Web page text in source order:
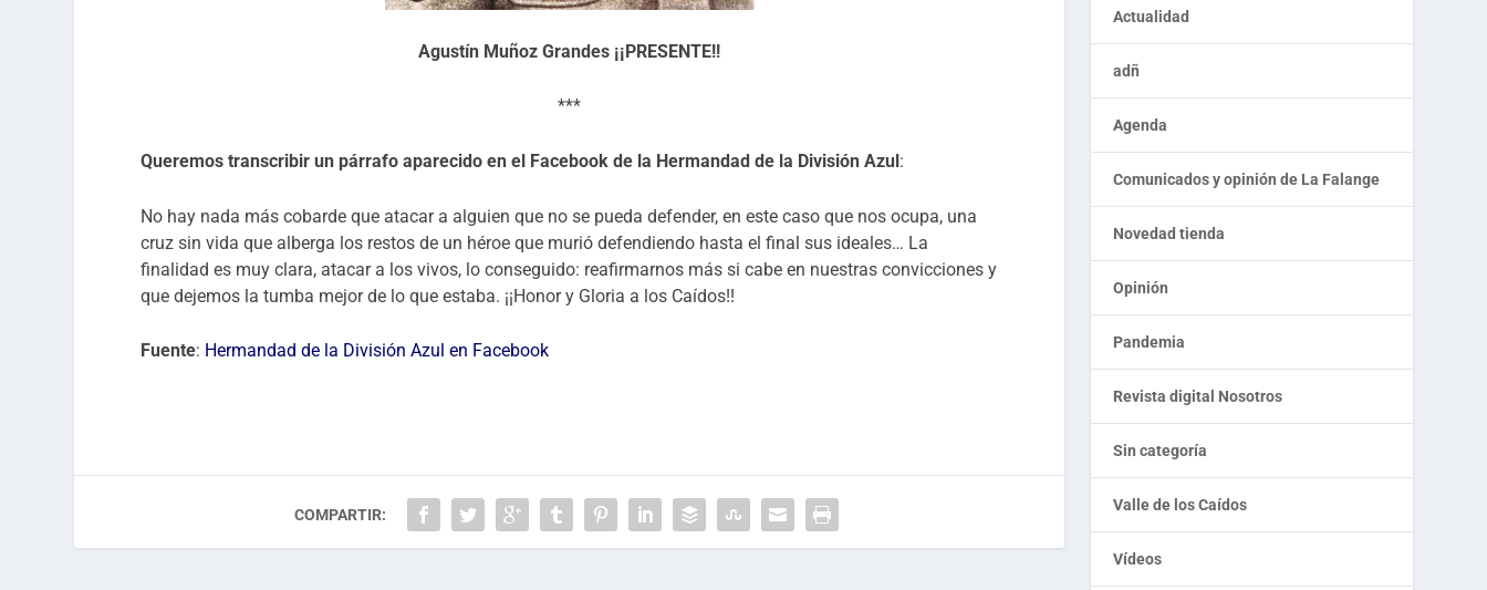
Agustín Muñoz Grandes ¡¡PRESENTE!!
***
Queremos transcribir un párrafo aparecido en el Facebook de la Hermandad de la División Azul:
No hay nada más cobarde que atacar a alguien que no se pueda defender, en este caso que nos ocupa, una
cruz sin vida que alberga los restos de un héroe que murió defendiendo hasta el final sus ideales… La
finalidad es muy clara, atacar a los vivos, lo conseguido: reafirmarnos más si cabe en nuestras convicciones y
que dejemos la tumba mejor de lo que estaba. ¡¡Honor y Gloria a los Caídos!!
Fuente: Hermandad de la División Azul en Facebook
COMPARTIR:
Actualidad
adñ
Agenda
Comunicados y opinión de La Falange
Novedad tienda
Opinión
Pandemia
Revista digital Nosotros
Sin categoría
Valle de los Caídos
Vídeos